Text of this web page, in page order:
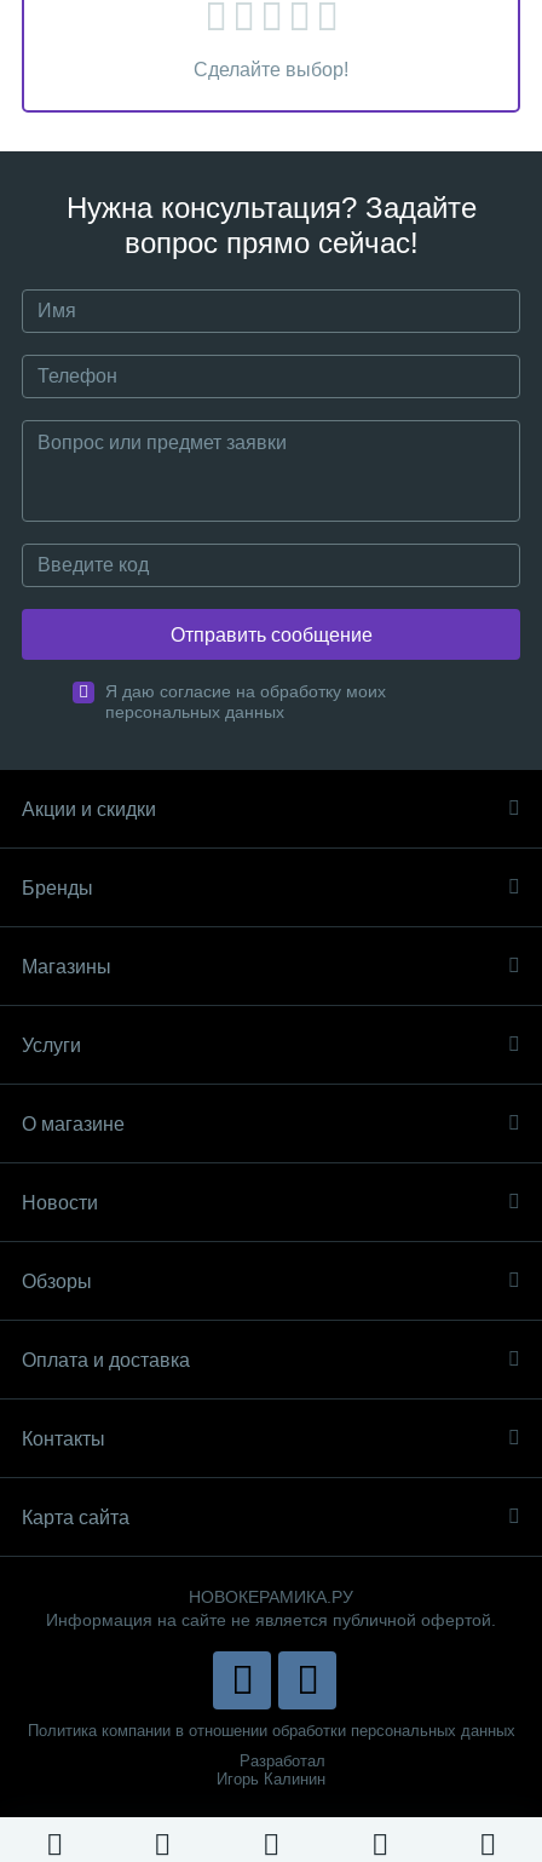
Сделайте выбор!
Нужна консультация? Задайте
вопрос прямо сейчас!
Отправить сообщение
Я даю согласие на обработку моих
персональных данных
Акции и скидки
Бренды
Магазины
Услуги
О магазине
Новости
Обзоры
Оплата и доставка
Контакты
Карта сайта
НОВОКЕРАМИКА.РУ
Информация на сайте не является публичной офертой.
Политика компании в отношении обработки персональных данных
Разработал
Игорь Калинин